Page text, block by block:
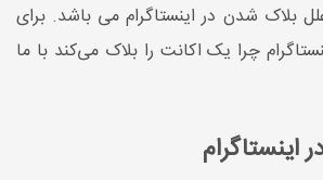
بلاک شدن در اینستاگرام می باشد. برای
چرا یک اکانت را بلاک می‌کند با ما